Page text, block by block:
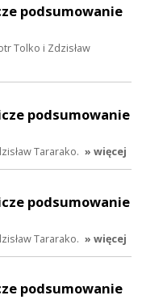
podsumowanie
Tolko i Zdzisław
podsumowanie
Tararako. » więcej
podsumowanie
Tararako. » więcej
podsumowanie